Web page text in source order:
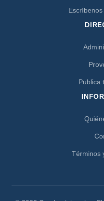
Publica
Términos